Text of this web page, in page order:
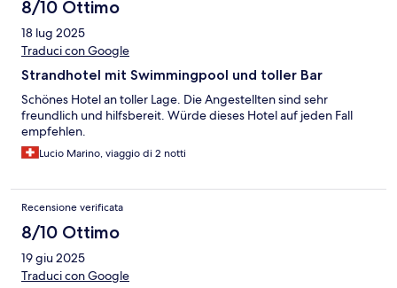
8/10 Ottimo
18 lug 2025
Traduci con Google
Strandhotel mit Swimmingpool und toller Bar
Schönes Hotel an toller Lage. Die Angestellten sind sehr
freundlich und hilfsbereit. Würde dieses Hotel auf jeden Fall
empfehlen.
Lucio Marino, viaggio di 2 notti
Recensione verificata
8/10 Ottimo
19 giu 2025
Traduci con Google